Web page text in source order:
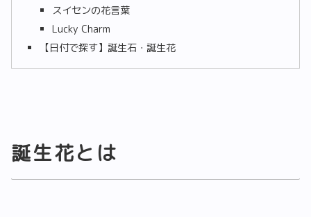
スイセンの花言葉
Lucky Charm
【日付で探す】誕生石・誕生花
誕生花とは